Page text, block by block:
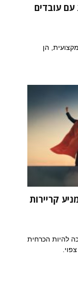
עם עובדים
הן
קריירות
להיות הכרחית